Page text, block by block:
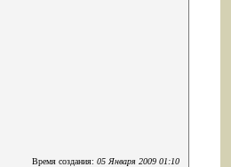
Время создания: 05 Января 2009 01:10